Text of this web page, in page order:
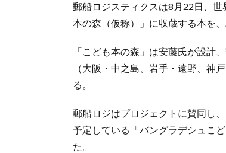
郵船ロジスティクスは8月22日、
本の森（仮称）」に収蔵する本を
「こども本の森」は安藤氏が設計
（大阪・中之島、岩手・遠野、神
る。
郵船ロジはプロジェクトに賛同し
予定している「バングラデシュこ
た。